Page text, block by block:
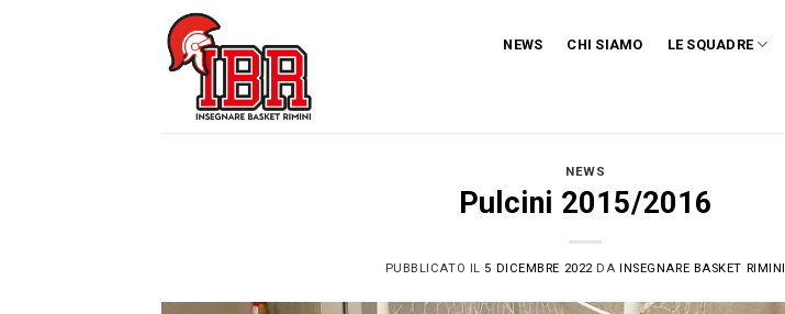
NEWS CHI SIAMO LE SQUADRE
NEWS
Pulcini 2015/2016
PUBBLICATO IL 5 DICEMBRE 2022 DAINSEGNARE BASKET RIMINI